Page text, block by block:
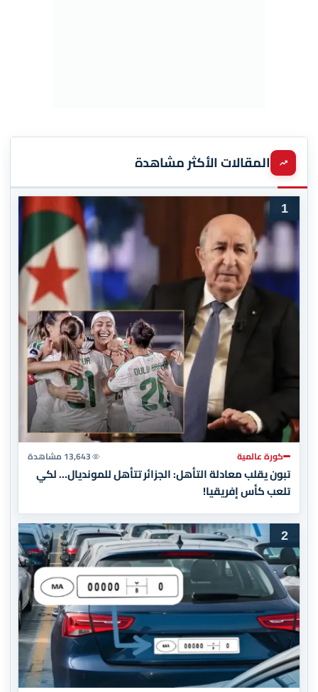
المقالات الأكثر مشاهدة
1
كورة عالمية 13,643 مشاهدة
تبون يقلب معادلة التأهل: الجزائر تتأهل للمونديال… لكي
تلعب كأس إفريقيا!
2